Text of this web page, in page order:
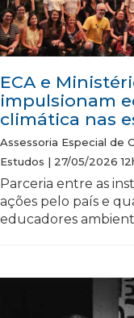
ECA e
impulsionam
climática nas
Assessoria Especial de
Estudos | 27/05/2026
Parceria entre as
ações pelo país e
educadores